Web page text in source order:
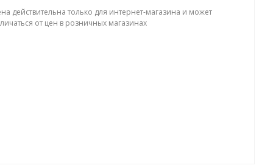
действительна только для интернет-магазина и может
от цен в розничных магазинах